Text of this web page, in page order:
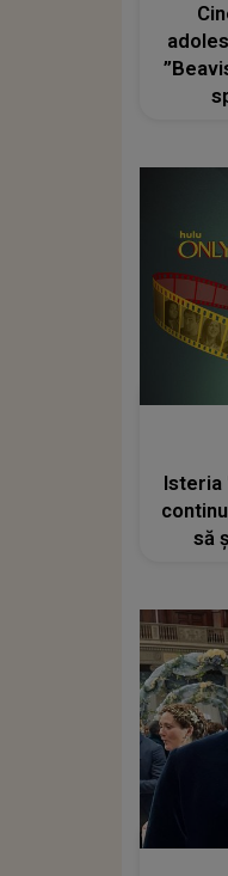
Isteria
să